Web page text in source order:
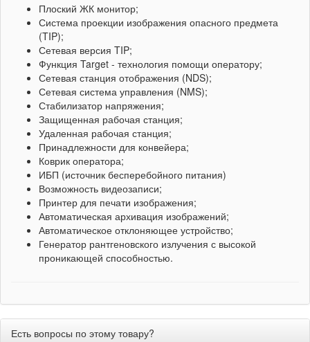
Плоский ЖК монитор;
Система проекции изображения опасного предмета
(TIP);
Сетевая версия TIP;
Функция Target - технология помощи оператору;
Сетевая станция отображения (NDS);
Сетевая система управления (NMS);
Стабилизатор напряжения;
Защищенная рабочая станция;
Удаленная рабочая станция;
Принадлежности для конвейера;
Коврик оператора;
ИБП (источник бесперебойного питания)
Возможность видеозаписи;
Принтер для печати изображения;
Автоматическая архивация изображений;
Автоматическое отклоняющее устройство;
Генератор рантгеновского излучения с высокой
проникающей способностью.
Есть вопросы по этому товару?